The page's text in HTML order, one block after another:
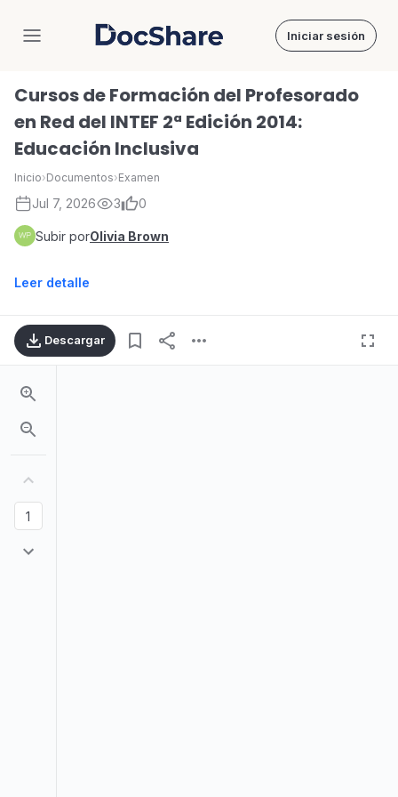
DocShare Iniciar sesión
Cursos de Formación del Profesorado
en Red del INTEF 2ª Edición 2014:
Educación Inclusiva
Inicio›Documentos›Examen
Jul 7, 2026 3 0
Subir porOlivia Brown
Leer detalle
Descargar